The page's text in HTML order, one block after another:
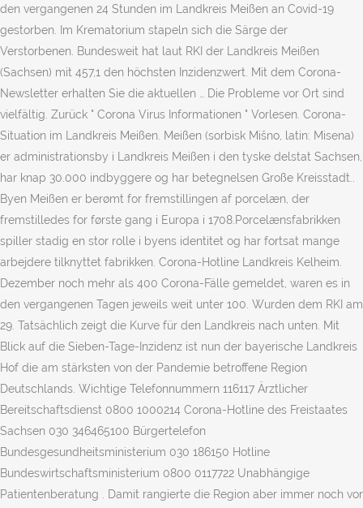
den vergangenen 24 Stunden im Landkreis Meißen an Covid-19
gestorben. Im Krematorium stapeln sich die Särge der
Verstorbenen. Bundesweit hat laut RKI der Landkreis Meißen
(Sachsen) mit 457,1 den höchsten Inzidenzwert. Mit dem Corona-
Newsletter erhalten Sie die aktuellen … Die Probleme vor Ort sind
vielfältig. Zurück " Corona Virus Informationen " Vorlesen. Corona-
Situation im Landkreis Meißen. Meißen (sorbisk Mišno, latin: Misena)
er administrationsby i Landkreis Meißen i den tyske delstat Sachsen,
har knap 30.000 indbyggere og har betegnelsen Große Kreisstadt..
Byen Meißen er berømt for fremstillingen af porcelæn, der
fremstilledes for første gang i Europa i 1708.Porcelænsfabrikken
spiller stadig en stor rolle i byens identitet og har fortsat mange
arbejdere tilknyttet fabrikken. Corona-Hotline Landkreis Kelheim.
Dezember noch mehr als 400 Corona-Fälle gemeldet, waren es in
den vergangenen Tagen jeweils weit unter 100. Wurden dem RKI am
29. Tatsächlich zeigt die Kurve für den Landkreis nach unten. Mit
Blick auf die Sieben-Tage-Inzidenz ist nun der bayerische Landkreis
Hof die am stärksten von der Pandemie betroffene Region
Deutschlands. Wichtige Telefonnummern 116117 Ärztlicher
Bereitschaftsdienst 0800 1000214 Corona-Hotline des Freistaates
Sachsen 030 346465100 Bürgertelefon
Bundesgesundheitsministerium 030 186150 Hotline
Bundeswirtschaftsministerium 0800 0117722 Unabhängige
Patientenberatung . Damit rangierte die Region aber immer noch vor